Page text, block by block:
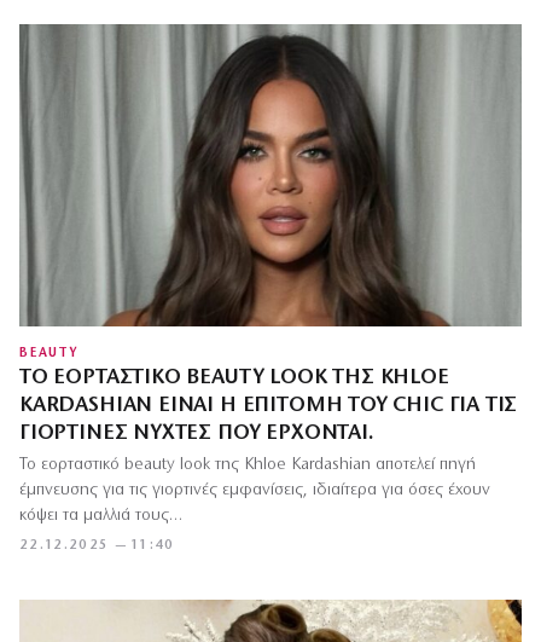
BEAUTY
ΤΟ ΕΟΡΤΑΣΤΙΚΌ BEAUTY LOOK ΤΗΣ KHLOE
KARDASHIAN ΕΊΝΑΙ Η ΕΠΙΤΟΜΉ ΤΟΥ CHIC ΓΙΑ ΤΙΣ
ΓΙΟΡΤΙΝΈΣ ΝΎΧΤΕΣ ΠΟΥ ΈΡΧΟΝΤΑΙ.
22.12.2025 — 11:40
Το εορταστικό beauty look της Khloe Kardashian αποτελεί πηγή
έμπνευσης για τις γιορτινές εμφανίσεις, ιδιαίτερα για όσες έχουν
κόψει τα μαλλιά τους…